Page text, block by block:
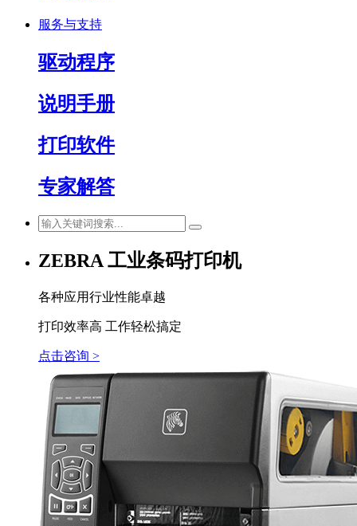
服务与支持
驱动程序
说明手册
打印软件
专家解答
ZEBRA 工业条码打印机
各种应用行业性能卓越
打印效率高 工作轻松搞定
点击咨询 >